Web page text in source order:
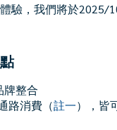
驗，我們將於2025/
牌整合
路消費（註一），皆